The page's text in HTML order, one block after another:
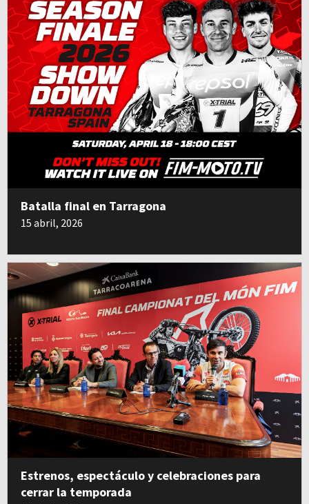
Batalla final en Tarragona
15 abril, 2026
Estrenos, espectáculo y celebraciones para
cerrar la temporada